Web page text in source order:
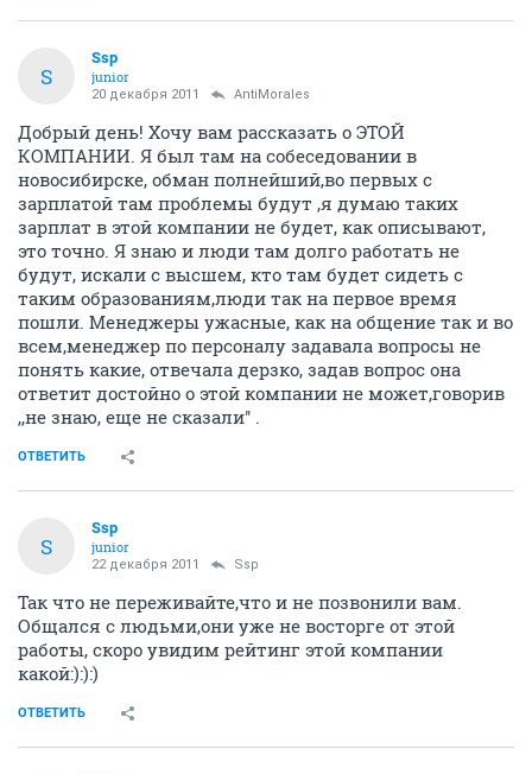
S
Ssp
junior
20 декабря 2011 AntiMorales
Добрый день! Хочу вам рассказать о ЭТОЙ
КОМПАНИИ. Я был там на собеседовании в
новосибирске, обман полнейший,во первых с
зарплатой там проблемы будут ,я думаю таких
зарплат в этой компании не будет, как описывают,
это точно. Я знаю и люди там долго работать не
будут, искали с высшем, кто там будет сидеть с
таким образованиям,люди так на первое время
пошли. Менеджеры ужасные, как на общение так и во
всем,менеджер по персоналу задавала вопросы не
понять какие, отвечала дерзко, задав вопрос она
ответит достойно о этой компании не может,говорив
,,не знаю, еще не сказали'' .
ОТВЕТИТЬ
S
Ssp
junior
22 декабря 2011 Ssp
Так что не переживайте,что и не позвонили вам.
Общался с людьми,они уже не восторге от этой
работы, скоро увидим рейтинг этой компании
какой:):):)
ОТВЕТИТЬ